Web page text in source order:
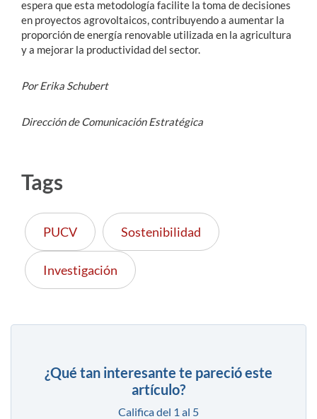
espera que esta metodología facilite la toma de decisiones
en proyectos agrovoltaicos, contribuyendo a aumentar la
proporción de energía renovable utilizada en la agricultura
y a mejorar la productividad del sector.
Por Erika Schubert
Dirección de Comunicación Estratégica
Tags
PUCV Sostenibilidad
Investigación
¿Qué tan interesante te pareció este
artículo?
Califica del 1 al 5